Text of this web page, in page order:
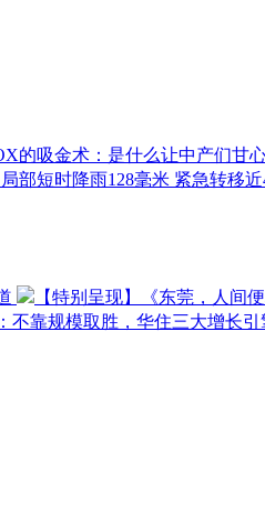
的吸金术：是什么让中产们甘
部短时降雨128毫米 紧急转移近
【特别呈现】《东莞，人间
不靠规模取胜，华住三大增长引